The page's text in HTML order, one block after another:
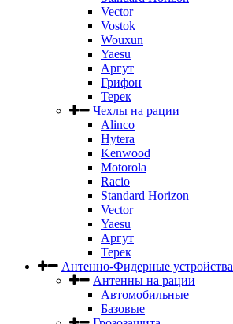
Vector
Vostok
Wouxun
Yaesu
Аргут
Грифон
Терек
Чехлы на рации
Alinco
Hytera
Kenwood
Motorola
Racio
Standard Horizon
Vector
Yaesu
Аргут
Терек
Антенно-Фидерные устройства
Антенны на рации
Автомобильные
Базовые